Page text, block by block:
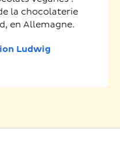
la chocolaterie
en Allemagne.
Ludwig